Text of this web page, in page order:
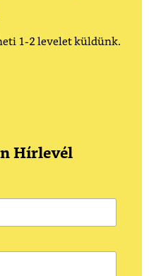
1-2 levelet küldünk.
Hírlevél